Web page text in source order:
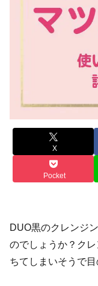
X
Pocket
DUO黒のクレンジ
のでしょうか？ク
ちてしまいそうで